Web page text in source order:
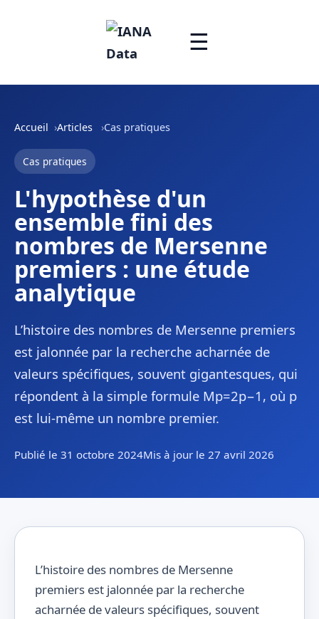
☰
Accueil Articles Cas pratiques
Cas pratiques
L'hypothèse d'un
ensemble fini des
nombres de Mersenne
premiers : une étude
analytique
L’histoire des nombres de Mersenne premiers
est jalonnée par la recherche acharnée de
valeurs spécifiques, souvent gigantesques, qui
répondent à la simple formule Mp=2p−1, où p
est lui-même un nombre premier.
Publié le 31 octobre 2024Mis à jour le 27 avril 2026
L’histoire des nombres de Mersenne
premiers est jalonnée par la recherche
acharnée de valeurs spécifiques, souvent